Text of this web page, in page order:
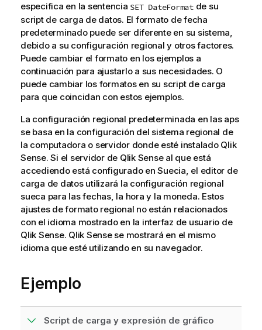
especifica en la sentencia SET DateFormatde su
script de carga de datos. El formato de fecha
predeterminado puede ser diferente en su sistema,
debido a su configuración regional y otros factores.
Puede cambiar el formato en los ejemplos a
continuación para ajustarlo a sus necesidades. O
puede cambiar los formatos en su script de carga
para que coincidan con estos ejemplos.
La configuración regional predeterminada en las aps
se basa en la configuración del sistema regional de
la computadora o servidor donde esté instalado Qlik
Sense. Si el servidor de Qlik Senseal que está
accediendo está configurado en Suecia, el editor de
carga de datos utilizará la configuración regional
sueca para las fechas, la hora y la moneda. Estos
ajustes de formato regional no están relacionados
con el idioma mostrado en la interfaz de usuario de
Qlik Sense. Qlik Sensese mostrará en el mismo
idioma que esté utilizando en su navegador.
Ejemplo
Script de carga y expresión de gráfico